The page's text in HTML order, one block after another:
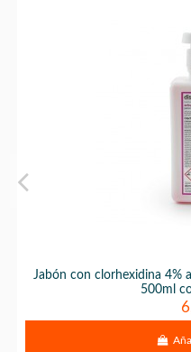
Jabón con clorhexidina 4%
500ml